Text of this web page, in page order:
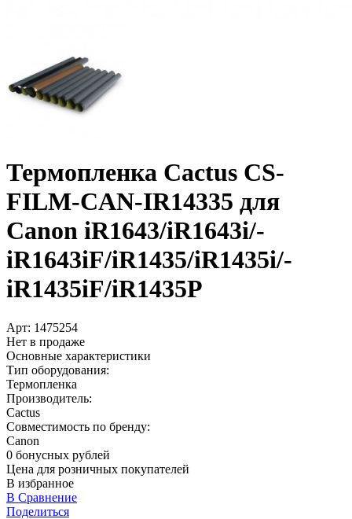
Термопленка Cactus CS-
FILM-CAN-IR14335 для
Canon iR1643/­iR1643i/­
iR1643iF/­iR1435/­iR1435i/­
iR1435iF/­iR1435P
Арт: 1475254
Нет в продаже
Основные характеристики
Тип оборудования:
Термопленка
Производитель:
Cactus
Совместимость по бренду:
Canon
0 бонусных рублей
Цена для розничных покупателей
В избранное
В Сравнение
Поделиться